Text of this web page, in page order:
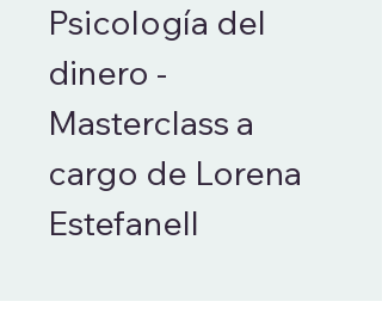
Psicología del
dinero -
Masterclass a
cargo de Lorena
Estefanell